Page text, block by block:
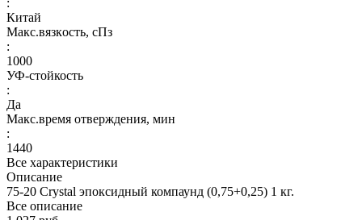
Китай
Макс.вязкoсть, сПз
:
1000
УФ-стойкость
:
Да
Макс.время отверждения, мин
:
1440
Все характеристики
Описание
75-20 Crystal эпоксидный компаунд (0,75+0,25) 1 кг.
Все описание